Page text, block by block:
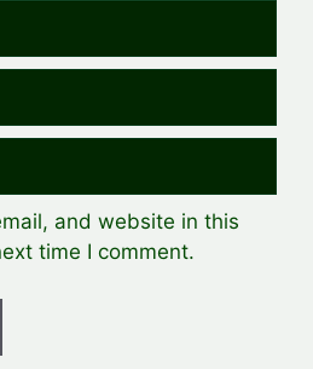
and website in this
time I comment.